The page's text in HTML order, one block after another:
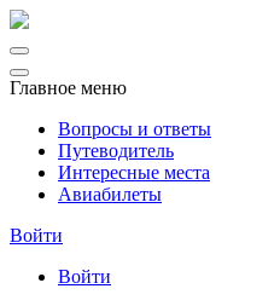
Главное меню
Вопросы и ответы
Путеводитель
Интересные места
Авиабилеты
Войти
Войти